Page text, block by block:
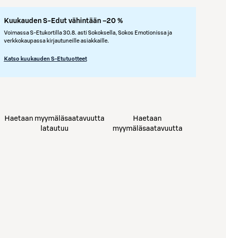
Kuukauden S-Edut vähintään –20 %
Voimassa S-Etukortilla 30.8. asti Sokoksella, Sokos Emotionissa ja
verkkokaupassa kirjautuneille asiakkaille.
Katso kuukauden S-Etutuotteet
Haetaan myymäläsaatavuutta
latautuu
Haetaan
myymäläsaatavuutta